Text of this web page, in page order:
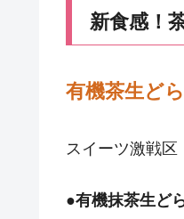
新食感！
有機茶生どら
スイーツ激戦区
●有機抹茶生ど